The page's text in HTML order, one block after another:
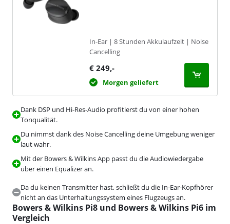
Dank DSP und Hi-Res-Audio profitierst du von einer hohen
Tonqualität.
Du nimmst dank des Noise Cancelling deine Umgebung weniger
laut wahr.
Mit der Bowers & Wilkins App passt du die Audiowiedergabe
über einen Equalizer an.
Da du keinen Transmitter hast, schließt du die In-Ear-Kopfhörer
nicht an das Unterhaltungssystem eines Flugzeugs an.
In-Ear | 8 Stunden Akkulaufzeit | Noise
Cancelling
€ 249,-
Morgen geliefert
Bowers & Wilkins Pi8 und Bowers & Wilkins Pi6 im
Vergleich